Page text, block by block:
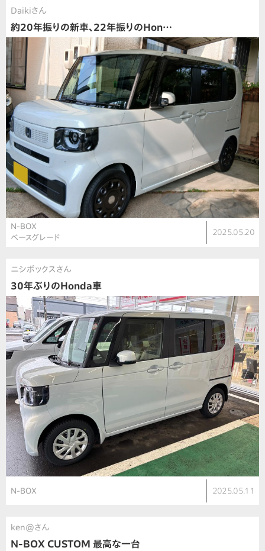
Daikiさん
約20年振りの新車、22年振りのHon…
N-BOX
ベースグレード
2025.05.20
ニシボックスさん
30年ぶりのHonda車
N-BOX 2025.05.11
ken@さん
N-BOX CUSTOM 最高な一台